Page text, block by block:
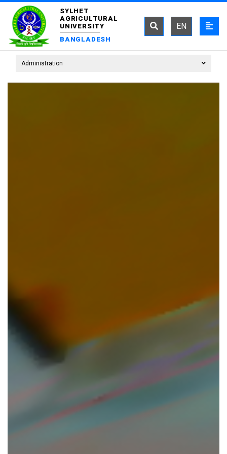
SYLHET
AGRICULTURAL
UNIVERSITY
BANGLADESH
EN
Administration